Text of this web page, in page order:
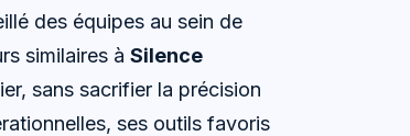
des équipes au sein de
similaires à Silence
sans sacrifier la précision
ses outils favoris